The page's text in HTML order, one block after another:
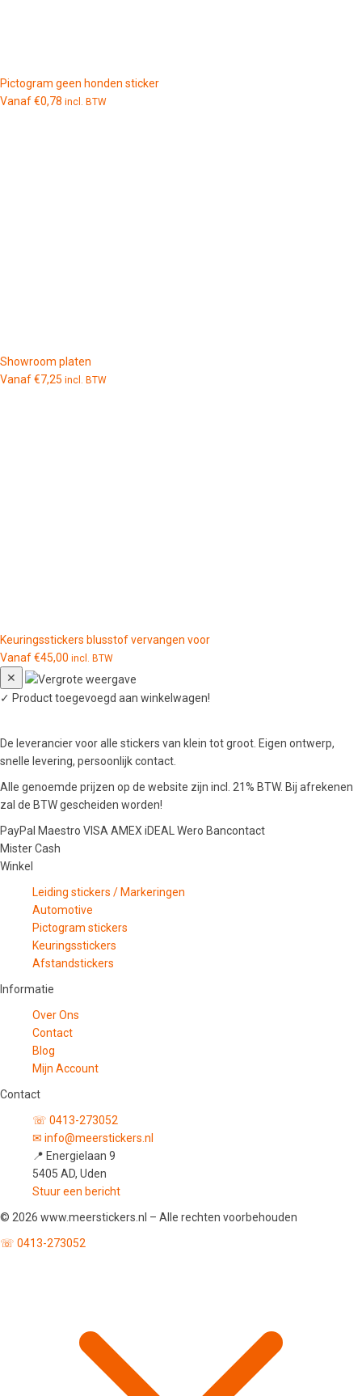
Pictogram geen honden sticker
Vanaf€0,78 incl. BTW
Showroom platen
Vanaf€7,25 incl. BTW
Keuringsstickers blusstof vervangen voor
Vanaf€45,00 incl. BTW
✕
✓ Product toegevoegd aan winkelwagen!
De leverancier voor alle stickers van klein tot groot. Eigen ontwerp,
snelle levering, persoonlijk contact.
Alle genoemde prijzen op de website zijn incl. 21% BTW. Bij afrekenen
zal de BTW gescheiden worden!
PayPal Maestro VISAAMEXiDEALWero Bancontact
Mister Cash
Winkel
Leiding stickers / Markeringen
Automotive
Pictogram stickers
Keuringsstickers
Afstandstickers
Informatie
Over Ons
Contact
Blog
Mijn Account
Contact
☏ 0413-273052
✉ info@meerstickers.nl
📍 Energielaan 9
5405 AD, Uden
Stuur een bericht
© 2026 www.meerstickers.nl – Alle rechten voorbehouden
☏ 0413-273052